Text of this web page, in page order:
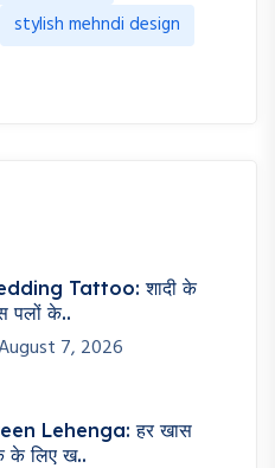
stylish mehndi design
Tattoo: शादी के
पलों के..
7, 2026
Lehenga: हर खास
के लिए ख..